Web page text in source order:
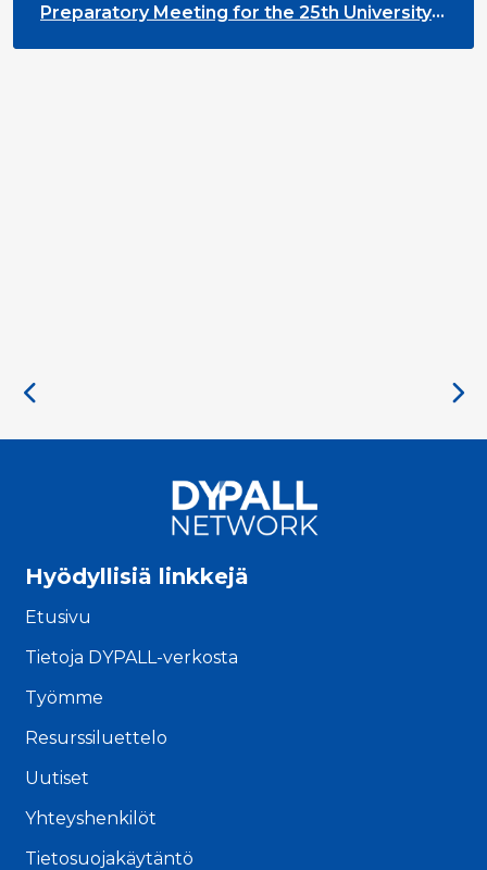
Preparatory Meeting for the 25th University
Hyödyllisiä linkkejä
Etusivu
Tietoja DYPALL-verkosta
Työmme
Resurssiluettelo
Uutiset
Yhteyshenkilöt
Tietosuojakäytäntö